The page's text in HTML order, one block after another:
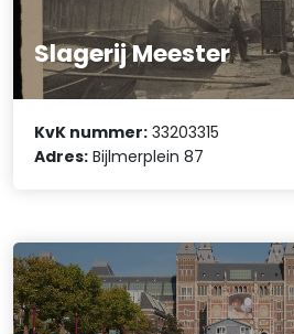
Slagerij Meester
KvK nummer: 33203315
Adres: Bijlmerplein 87